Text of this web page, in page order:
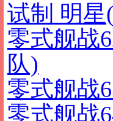
试制 明
零式舰战
队)
零式舰战
零式舰战